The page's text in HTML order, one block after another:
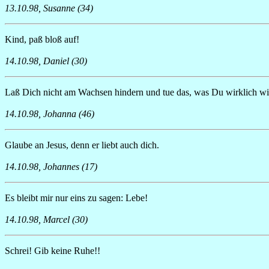
13.10.98, Susanne (34)
Kind, paß bloß auf!
14.10.98, Daniel (30)
Laß Dich nicht am Wachsen hindern und tue das, was Du wirklich
14.10.98, Johanna (46)
Glaube an Jesus, denn er liebt auch dich.
14.10.98, Johannes (17)
Es bleibt mir nur eins zu sagen: Lebe!
14.10.98, Marcel (30)
Schrei! Gib keine Ruhe!!